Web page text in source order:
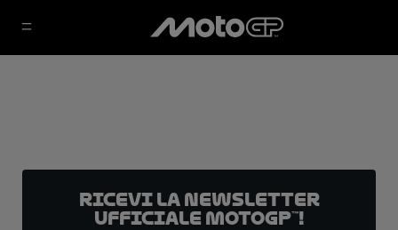
Ricevi la newsletter
ufficiale MotoGP™!